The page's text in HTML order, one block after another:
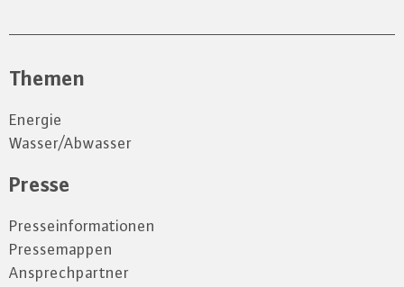
Themen
Energie
Wasser/Abwasser
Presse
Presseinformationen
Pressemappen
Ansprechpartner